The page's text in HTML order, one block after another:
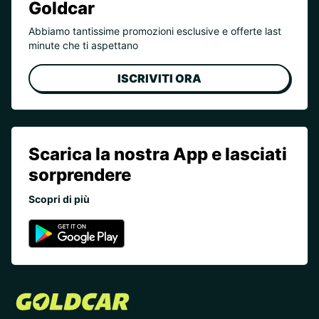
Goldcar
Abbiamo tantissime promozioni esclusive e offerte last
minute che ti aspettano
ISCRIVITI ORA
Scarica la nostra App e lasciati
sorprendere
Scopri di più